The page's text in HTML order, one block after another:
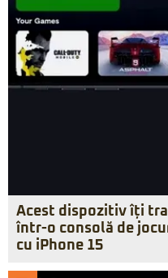
Acest dispozitiv îți
într-o consolă de
cu iPhone 15